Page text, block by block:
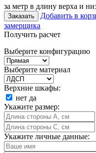
за метр в длину верха и
Заказать Добавить в
замерщика
Получить расчет
Выберите конфигурацию
Выберите материал
Верхние шкафы:
нет да
Укажите размер:
Укажите личные данные: